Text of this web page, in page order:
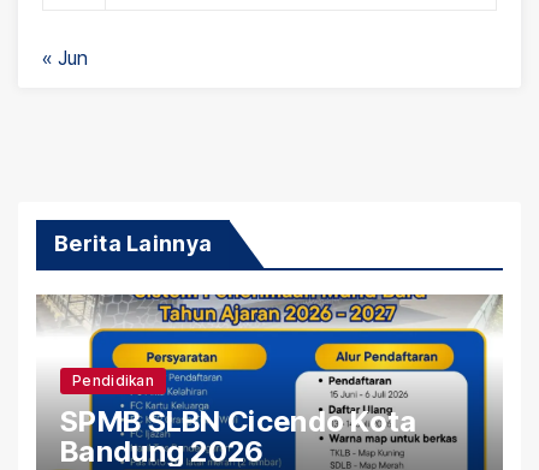
« Jun
Berita Lainnya
Pendidikan
SPMB SLBN Cicendo Kota
Bandung 2026